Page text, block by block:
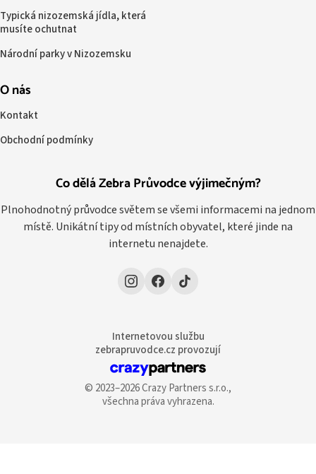
Co dělá Zebra Průvodce výjimečným?
Plnohodnotný průvodce světem se všemi informacemi na jednom
místě. Unikátní tipy od místních obyvatel, které jinde na
internetu nenajdete.
Typická nizozemská jídla, která
musíte ochutnat
Národní parky v Nizozemsku
O nás
Kontakt
Obchodní podmínky
Internetovou službu
zebrapruvodce.cz provozují
© 2023–2026 Crazy Partners s.r.o.,
všechna práva vyhrazena.